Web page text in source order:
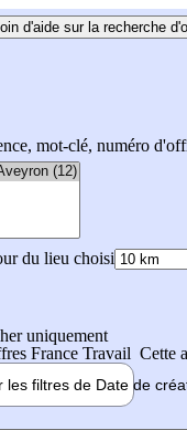
d'aide sur la recherche
mot-clé, numéro
du lieu choisi
uniquement
France Travail Cette
les filtres de Date de